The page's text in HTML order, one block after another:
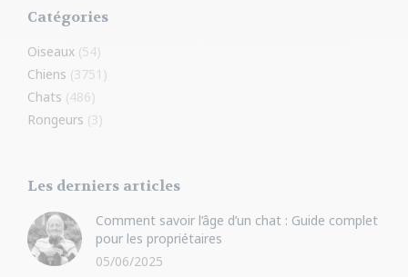
Catégories
Oiseaux (54)
Chiens (3751)
Chats (486)
Rongeurs (3)
Les derniers articles
Comment savoir l’âge d’un chat : Guide complet
pour les propriétaires
05/06/2025